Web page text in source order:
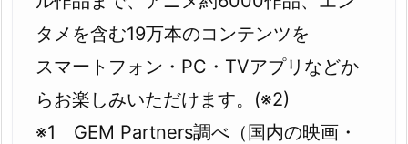
タメを含む19万本のコンテンツを
スマートフォン・PC・TVアプリなどか
らお楽しみいただけます。(※2)
※1 GEM Partners調べ（国内の映画・